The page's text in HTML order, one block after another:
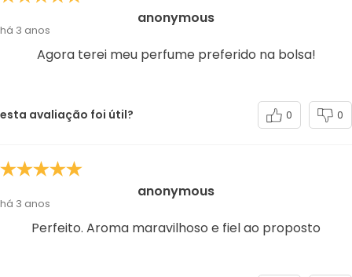
anonymous
há 3 anos
Agora terei meu perfume preferido na bolsa!
esta avaliação foi útil? 0 0
anonymous
há 3 anos
Perfeito. Aroma maravilhoso e fiel ao proposto